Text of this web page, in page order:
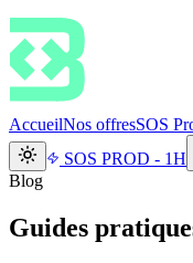
AccueilNos offresSOS
SOS PROD - 1H
Blog
Guides